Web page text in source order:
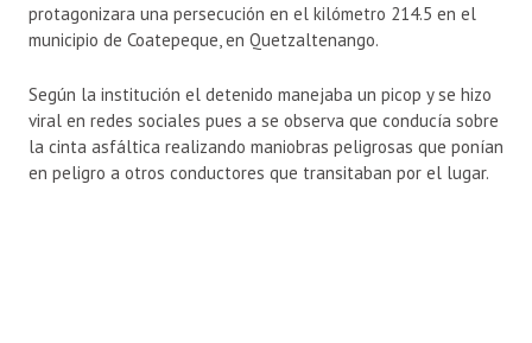
protagonizara una persecución en el kilómetro 214.5 en el
municipio de Coatepeque, en Quetzaltenango.
Según la institución el detenido manejaba un picop y se hizo
viral en redes sociales pues a se observa que conducía sobre
la cinta asfáltica realizando maniobras peligrosas que ponían
en peligro a otros conductores que transitaban por el lugar.